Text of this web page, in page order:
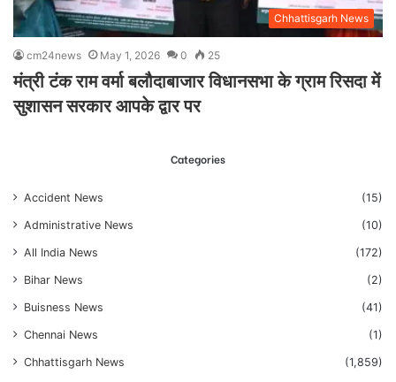
Chhattisgarh News
cm24news May 1, 2026 0 25
मंत्री टंक राम वर्मा बलौदाबाजार विधानसभा के ग्राम रिसदा में
सुशासन सरकार आपके द्वार पर
Categories
Accident News (15)
Administrative News (10)
All India News (172)
Bihar News (2)
Buisness News (41)
Chennai News (1)
Chhattisgarh News (1,859)